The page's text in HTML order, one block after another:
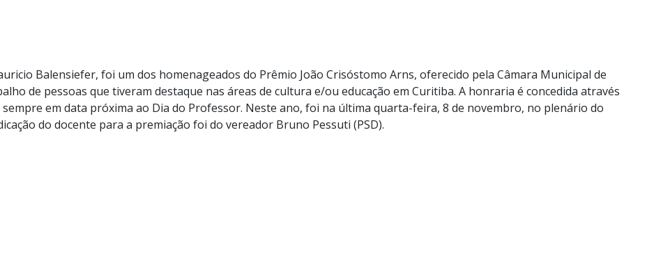
Balensiefer, foi um dos homenageados do Prêmio João Crisóstomo Arns, oferecido pela Câmara Municipal de
de pessoas que tiveram destaque nas áreas de cultura e/ou educação em Curitiba. A honraria é concedida através
sempre em data próxima ao Dia do Professor. Neste ano, foi na última quarta-feira, 8 de novembro, no plenário do
do docente para a premiação foi do vereador Bruno Pessuti (PSD).